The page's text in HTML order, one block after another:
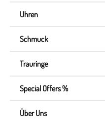
Uhren
Schmuck
Trauringe
Special Offers %
Über Uns